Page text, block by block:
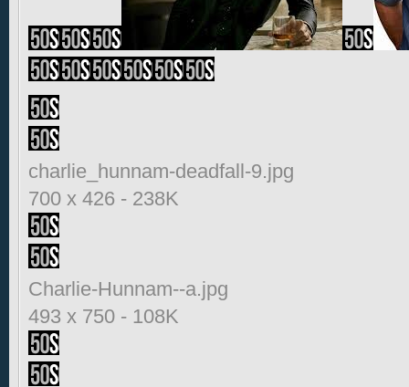
charlie_hunnam-deadfall-9.jpg
700 x 426 - 238K
Charlie-Hunnam--a.jpg
493 x 750 - 108K